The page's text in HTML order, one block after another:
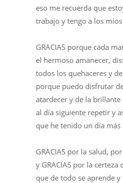
eso me recuerda que
trabajo y tengo a los míos
GRACIAS porque cada
el hermoso amanecer,
todos los quehaceres y
porque puedo disfrutar
atardecer y de la brillante
al día siguiente repetir y
que he tenido un día más
GRACIAS por la salud,
y GRACIAS por la certeza
que de todo se aprende